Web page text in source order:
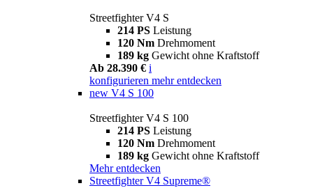
Streetfighter V4 S
214 PS Leistung
120 Nm Drehmoment
189 kg Gewicht ohne Kraftstoff
Ab 28.390 € i
konfigurieren mehr entdecken
new V4 S 100
Streetfighter V4 S 100
214 PS Leistung
120 Nm Drehmoment
189 kg Gewicht ohne Kraftstoff
Mehr entdecken
Streetfighter V4 Supreme®